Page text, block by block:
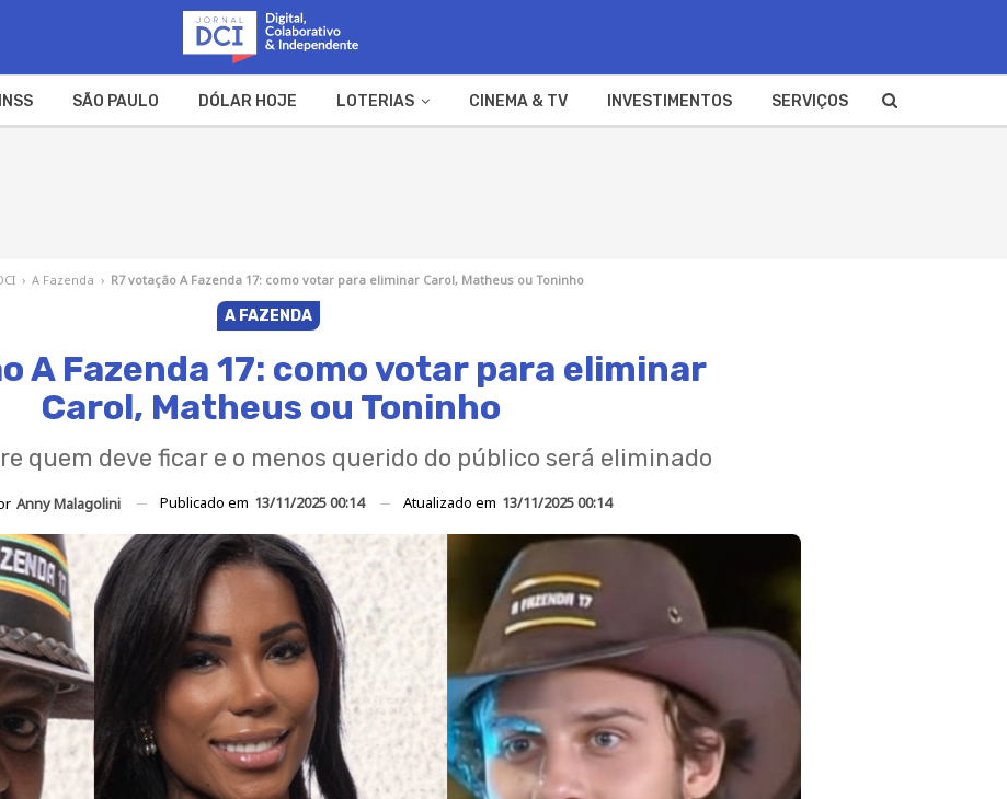
INSS SÃO PAULO DÓLAR HOJE LOTERIAS CINEMA & TV INVESTIMENTOS SERVIÇOS
› A Fazenda › R7 votação A Fazenda 17: como votar para eliminar Carol, Matheus ou Toninho
A FAZENDA
A Fazenda 17: como votar para eliminar
Carol, Matheus ou Toninho
quem deve ficar e o menos querido do público será eliminado
Anny Malagolini Publicado em 13/11/2025 00:14 Atualizado em 13/11/2025 00:14